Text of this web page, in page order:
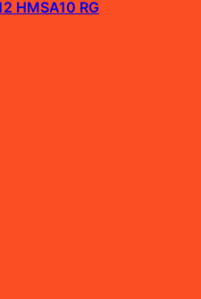
HMSA10 RG